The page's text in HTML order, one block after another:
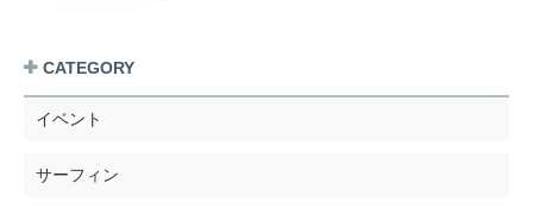
CATEGORY
イベント
サーフィン